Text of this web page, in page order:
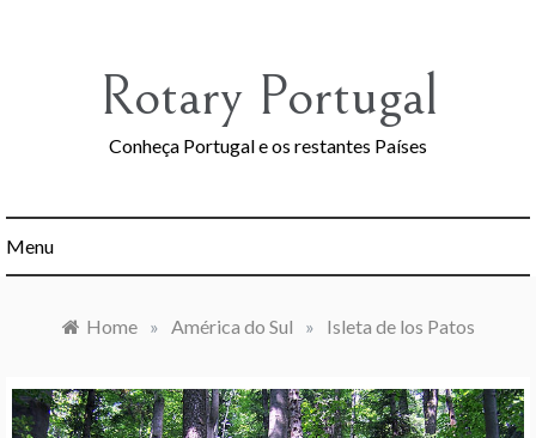
Rotary Portugal
Conheça Portugal e os restantes Países
Menu
Home » América do Sul » Isleta de los Patos